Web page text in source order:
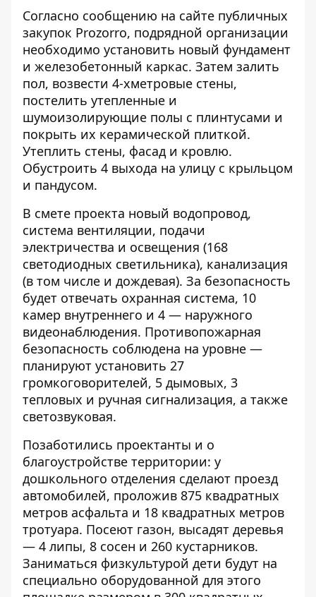
Согласно сообщению на сайте публичных
закупок Prozorro, подрядной организации
необходимо установить новый фундамент
и железобетонный каркас. Затем залить
пол, возвести 4-хметровые стены,
постелить утепленные и
шумоизолирующие полы с плинтусами и
покрыть их керамической плиткой.
Утеплить стены, фасад и кровлю.
Обустроить 4 выхода на улицу с крыльцом
и пандусом.
В смете проекта новый водопровод,
система вентиляции, подачи
электричества и освещения (168
светодиодных светильника), канализация
(в том числе и дождевая). За безопасность
будет отвечать охранная система, 10
камер внутреннего и 4 — наружного
видеонаблюдения. Противопожарная
безопасность соблюдена на уровне —
планируют установить 27
громкоговорителей, 5 дымовых, 3
тепловых и ручная сигнализация, а также
светозвуковая.
Позаботились проектанты и о
благоустройстве территории: у
дошкольного отделения сделают проезд
автомобилей, проложив 875 квадратных
метров асфальта и 18 квадратных метров
тротуара. Посеют газон, высадят деревья
— 4 липы, 8 сосен и 260 кустарников.
Заниматься физкультурой дети будут на
специально оборудованной для этого